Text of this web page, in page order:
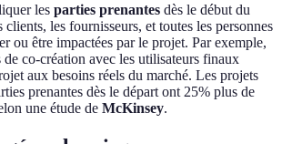
les parties prenantes dès le début du
les fournisseurs, et toutes les personnes
ou être impactées par le projet. Par exemple,
de co-création avec les utilisateurs finaux
aux besoins réels du marché. Les projets
prenantes dès le départ ont 25% plus de
une étude de McKinsey.